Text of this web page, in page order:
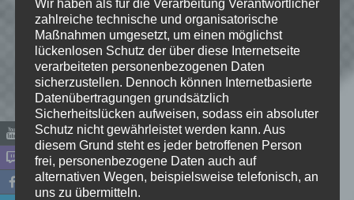
Name*
Wir haben als für die Verarbeitung Verantwortlicher
zahlreiche technische und organisatorische
Maßnahmen umgesetzt, um einen möglichst
lückenlosen Schutz der über diese Internetseite
verarbeiteten personenbezogenen Daten
sicherzustellen. Dennoch können Internetbasierte
Datenübertragungen grundsätzlich
Sicherheitslücken aufweisen, sodass ein absoluter
Schutz nicht gewährleistet werden kann. Aus
diesem Grund steht es jeder betroffenen Person
frei, personenbezogene Daten auch auf
alternativen Wegen, beispielsweise telefonisch, an
uns zu übermitteln.